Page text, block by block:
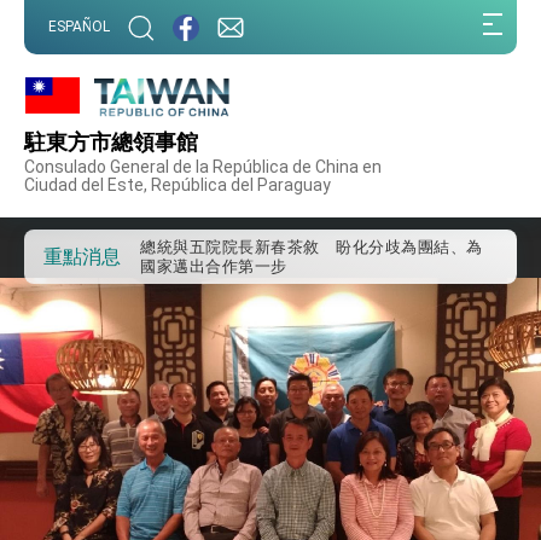
ESPAÑOL
駐東方市總領事館
Consulado General de la República de China en
Ciudad del Este, República del Paraguay
重點消息
事處」，進一步深化台美交流合作
第一屆亞太在宅醫療大會開幕 總統盼分享臺灣
外交部發布WHA文宣影片「台灣醫療點亮世界」
及「台灣智慧醫療與健康產業展」預告短片，向
世界展現台灣守護全球健康的創新能量
總統出訪史瓦帝尼返國談話 強調臺灣人有權利
走向世界 盼與理念相近國家共同維護國際秩序
堅定走向世界 賴總統抵達史瓦帝尼王國進行國是
訪問
總統與五院院長新春茶敘 盼化分歧為團結、為
國家邁出合作第一步
總統農曆春節談話
台美貿易協議完成簽署達成6大目標、創5大歷史
性突破 總統強調將以3大面向加速臺灣經濟轉型
升級 籲請立院全力支持並盡速通過
臺美簽署「對等貿易協定」確立對等關稅15%且不
疊加 我輸美2072項產品豁免對等關稅
總統接受「法新社」（AFP）專訪內容
外交部長林佳龍於《外交事務》撰文指出：自由
世界 需要台灣，團結合作方能守護繁榮
外交部長林佳龍出席《台灣光華雜誌》50週年慶